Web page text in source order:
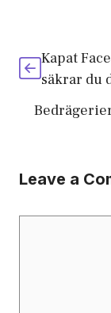
Kapat
säkrar du
Leave a